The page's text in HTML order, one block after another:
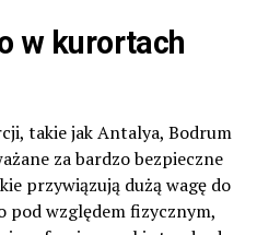
w kurortach
takie jak Antalya, Bodrum
za bardzo bezpieczne
przywiązują dużą wagę do
względem fizycznym,